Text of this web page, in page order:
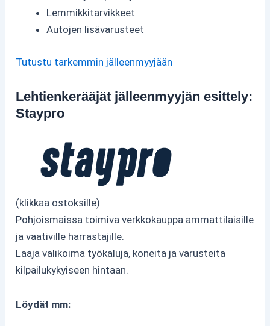
Lemmikkitarvikkeet
Autojen lisävarusteet
Tutustu tarkemmin jälleenmyyjään
Lehtienkerääjät jälleenmyyjän esittely:
Staypro
(klikkaa ostoksille)
Pohjoismaissa toimiva verkkokauppa ammattilaisille
ja vaativille harrastajille.
Laaja valikoima työkaluja, koneita ja varusteita
kilpailukykyiseen hintaan.
Löydät mm: